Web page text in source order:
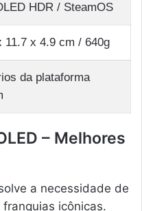
HDR / SteamOS
11.7 x 4.9 cm / 640g
da plataforma
– Melhores
a necessidade de
icônicas.